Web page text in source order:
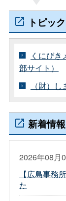
トピッ
くにび
部サイト）
（財）
新着情報
2026年08月
【広島事務
た